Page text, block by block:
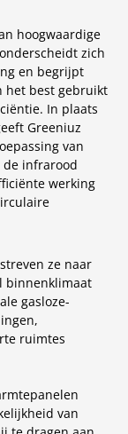
hoogwaardige
zich
en begrijpt
het best gebruikt
In plaats
Greeniuz
van
de infrarood
werking
ze naar
binnenklimaat
gasloze-
ruimtes
van